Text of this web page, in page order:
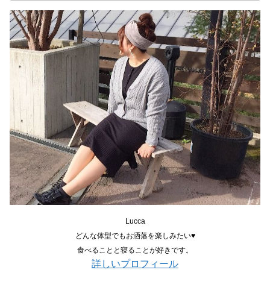
Lucca
どんな体型でもお洒落を楽しみたい♥
食べることと寝ることが好きです。
詳しいプロフィール